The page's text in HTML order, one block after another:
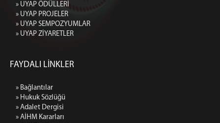
» UYAP ÖDÜLLERİ
» UYAP PROJELER
» UYAP SEMPOZYUMLAR
» UYAP ZİYARETLER
FAYDALI LİNKLER
» Bağlantılar
» Hukuk Sözlüğü
» Adalet Dergisi
» AİHM Kararları